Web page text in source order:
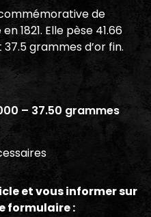
de
1821. Elle pèse 41.66
grammes d’or fin.
– 37.50 grammes
et vous informer sur
formulaire :